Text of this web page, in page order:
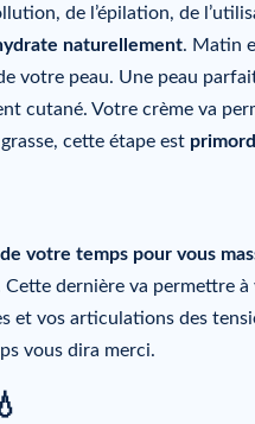
de l’épilation, de
naturellement. Matin
votre peau. Une peau
cutané. Votre crème va
cette étape est
votre temps pour vous
dernière va permettre à
et vos articulations des
vous dira merci.